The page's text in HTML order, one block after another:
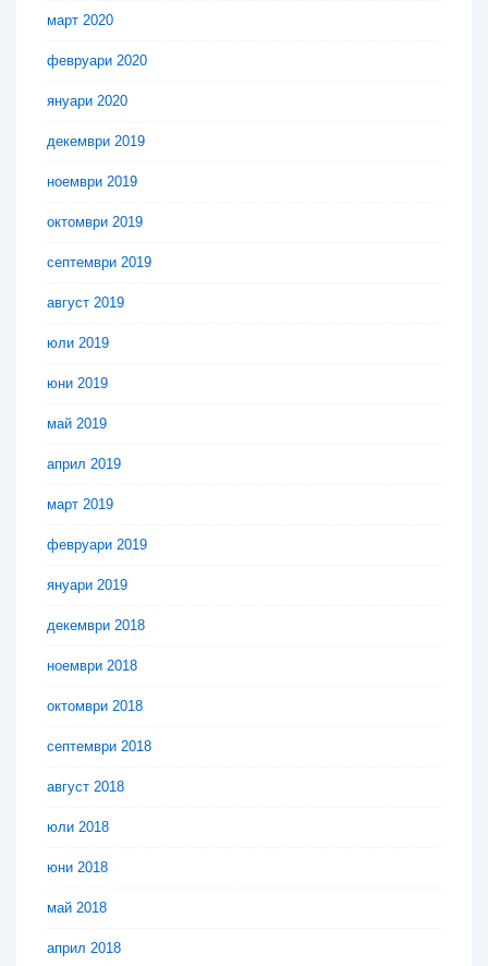
март 2020
февруари 2020
януари 2020
декември 2019
ноември 2019
октомври 2019
септември 2019
август 2019
юли 2019
юни 2019
май 2019
април 2019
март 2019
февруари 2019
януари 2019
декември 2018
ноември 2018
октомври 2018
септември 2018
август 2018
юли 2018
юни 2018
май 2018
април 2018